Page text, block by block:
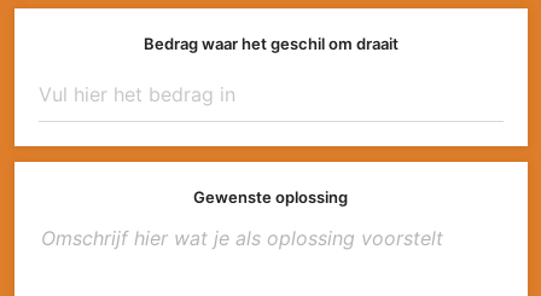
Bedrag waar het geschil om draait
Gewenste oplossing